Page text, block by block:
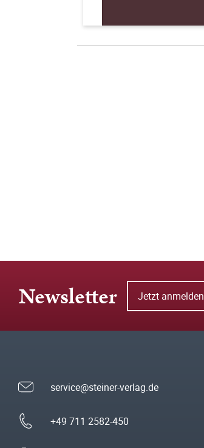
Newsletter Jetzt anmelden
service@steiner-verlag.de
+49 711 2582-450